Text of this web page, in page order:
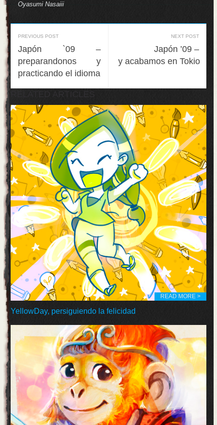
Oyasumi Nasaiii
PREVIOUS POST
Japón `09 –
preparandonos y
practicando el idioma
NEXT POST
Japón ’09 –
y acabamos en Tokio
READ MORE >
YellowDay, persiguiendo la felicidad